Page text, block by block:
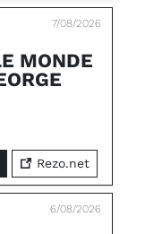
7/08/2026
MONDE
Rezo.net
6/08/2026